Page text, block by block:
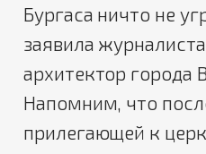
Бургаса ничто не
заявила
архитектор города
Напомним, что
прилегающей к